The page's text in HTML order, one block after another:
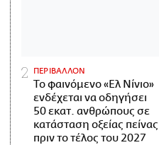
ΠΕΡΙΒΑΛΛΟΝ
Το φαινόμενο «Ελ Νίνιο»
ενδέχεται να οδηγήσει
50 εκατ. ανθρώπους σε
κατάσταση οξείας πείνας
πριν το τέλος του 2027